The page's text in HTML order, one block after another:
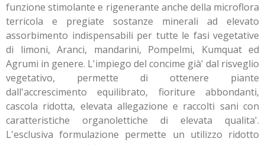
funzione stimolante e rigenerante anche della microflora
terricola e pregiate sostanze minerali ad elevato
assorbimento indispensabili per tutte le fasi vegetative
di limoni, Aranci, mandarini, Pompelmi, Kumquat ed
Agrumi in genere. L'impiego del concime già' dal risveglio
vegetativo, permette di ottenere piante
dall'accrescimento equilibrato, fioriture abbondanti,
cascola ridotta, elevata allegazione e raccolti sani con
caratteristiche organolettiche di elevata qualita'.
L'esclusiva formulazione permette un utilizzo ridotto